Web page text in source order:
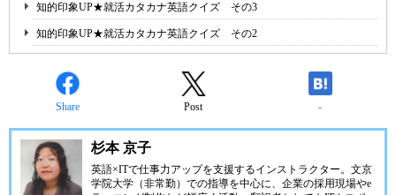
知的印象UP★就活カタカナ英語クイズ その3
知的印象UP★就活カタカナ英語クイズ その2
Share Post -
杉本 京子
英語×ITで仕事力アップを支援するインストラクター。文京
学院大学（非常勤）での指導を中心に、企業の採用現場やe